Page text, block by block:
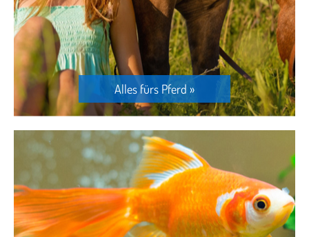
Alles fürs Pferd »